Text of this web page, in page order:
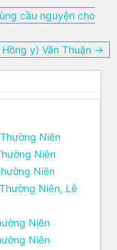
cầu nguyện cho
y) Văn Thuận →
Niên
Niên
Niên
Niên, Lễ
Niên
Niên